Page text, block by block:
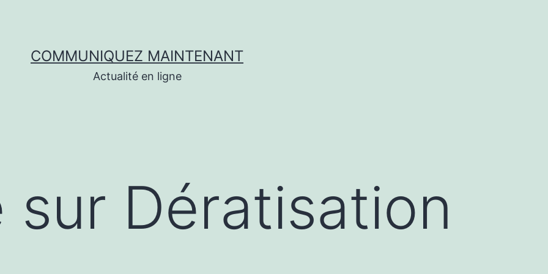
COMMUNIQUEZ MAINTENANT
Actualité en ligne
sur Dératisation